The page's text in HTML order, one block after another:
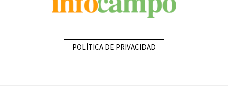
POLÍTICA DE PRIVACIDAD